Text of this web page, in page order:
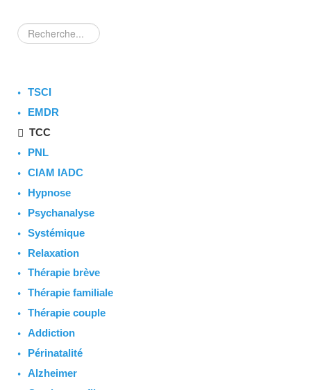
Rechercher
TSCI
EMDR
TCC
PNL
CIAM IADC
Hypnose
Psychanalyse
Systémique
Relaxation
Thérapie brève
Thérapie familiale
Thérapie couple
Addiction
Périnatalité
Alzheimer